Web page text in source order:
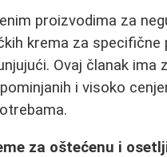
proizvodima za
krema za
Ovaj članak
i visoko
za oštećenu i